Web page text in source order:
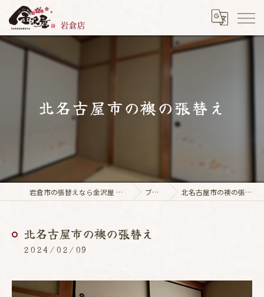
北名古屋市の襖の張替え
岩倉市の張替えなら金沢屋 岩倉店 ブログ 北名古屋市の襖の張替え
北名古屋市の襖の張替え
2024/02/09